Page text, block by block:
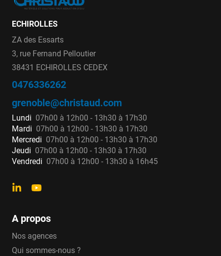
ECHIROLLES
ZA des Essarts
3, rue Fernand Pelloutier
38431 ECHIROLLES CEDEX
0476336262
grenoble@christaud.com
Lundi 07h00 à 12h00 - 13h30 à 17h30
Mardi 07h00 à 12h00 - 13h30 à 17h30
Mercredi 07h00 à 12h00 - 13h30 à 17h30
Jeudi 07h00 à 12h00 - 13h30 à 17h30
Vendredi 07h00 à 12h00 - 13h30 à 16h45
A propos
Nos agences
Qui sommes-nous ?